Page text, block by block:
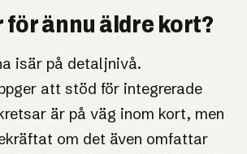
för ännu äldre kort?
isär på detaljnivå.
att stöd för integrerade
är på väg inom kort, men
om det även omfattar